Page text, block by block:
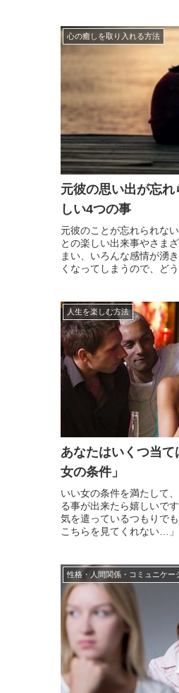
心の癒しを取り入れる方法
元彼の思い出が忘
しい4つの事
元彼のことが忘れられな
との楽しい出来事やさま
まい、いろんな感情が湧
くなってしまうので、ど
スも塞ぎ...
人生を楽しむ方法
あなたはいくつ当
女の条件」
いい女の条件を満たして
る事が出来たら嬉しいで
気を遣っているつもりで
こちらを見てくれない…
「こうすれ...
性格・人間関係・コミュニケー